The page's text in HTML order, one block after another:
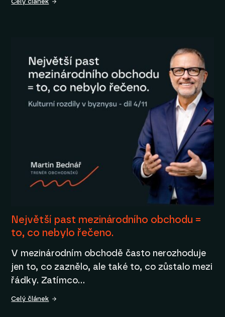
Celý článek
Největší past mezinárodního obchodu =
to, co nebylo řečeno.
V mezinárodním obchodě často nerozhoduje
jen to, co zaznělo, ale také to, co zůstalo mezi
řádky. Zatímco…
Celý článek